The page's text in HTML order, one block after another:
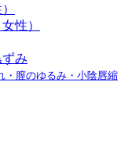
性）
み
・膣のゆるみ・小陰唇縮